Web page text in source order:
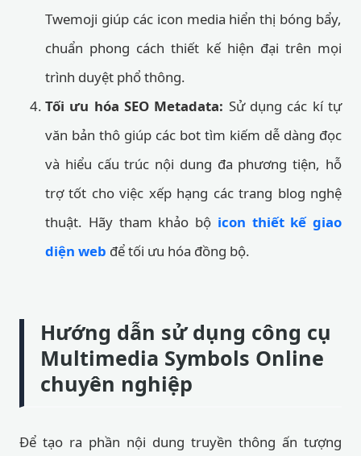
Twemoji giúp các icon media hiển thị bóng bẩy,
chuẩn phong cách thiết kế hiện đại trên mọi
trình duyệt phổ thông.
Tối ưu hóa SEO Metadata: Sử dụng các kí tự
văn bản thô giúp các bot tìm kiếm dễ dàng đọc
và hiểu cấu trúc nội dung đa phương tiện, hỗ
trợ tốt cho việc xếp hạng các trang blog nghệ
thuật. Hãy tham khảo bộ icon thiết kế giao
diện web để tối ưu hóa đồng bộ.
Hướng dẫn sử dụng công cụ
Multimedia Symbols Online
chuyên nghiệp
Để tạo ra phần nội dung truyền thông ấn tượng